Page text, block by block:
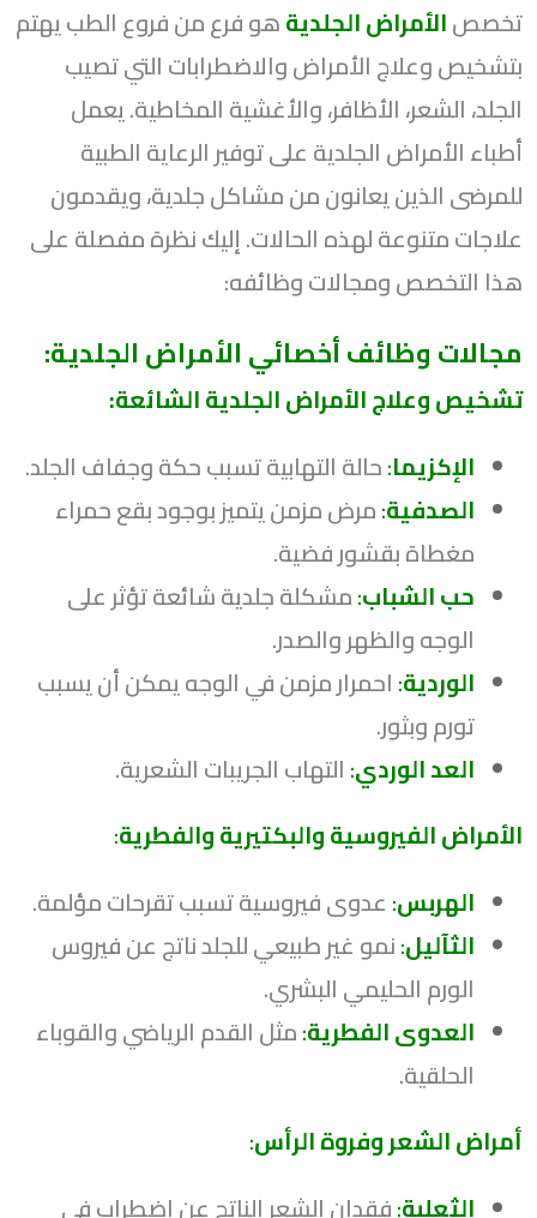
تخصصالأمراض الجلديةهو فرع من فروع الطب يهتم
بتشخيص وعلاج الأمراض والاضطرابات التي تصيب
الجلد، الشعر، الأظافر، والأغشية المخاطية. يعمل
أطباء الأمراض الجلدية على توفير الرعاية الطبية
للمرضى الذين يعانون من مشاكل جلدية، ويقدمون
علاجات متنوعة لهذه الحالات. إليك نظرة مفصلة على
هذا التخصص ومجالات وظائفه:
مجالات وظائف أخصائي الأمراض الجلدية:
تشخيص وعلاج الأمراض الجلدية الشائعة:
الإكزيما:حالة التهابية تسبب حكة وجفاف الجلد.
الصدفية:مرض مزمن يتميز بوجود بقع حمراء
مغطاة بقشور فضية.
حب الشباب:مشكلة جلدية شائعة تؤثر على
الوجه والظهر والصدر.
الوردية:احمرار مزمن في الوجه يمكن أن يسبب
تورم وبثور.
العد الوردي:التهاب الجريبات الشعرية.
الأمراض الفيروسية والبكتيرية والفطرية:
الهربس:عدوى فيروسية تسبب تقرحات مؤلمة.
الثآليل:نمو غير طبيعي للجلد ناتج عن فيروس
الورم الحليمي البشري.
العدوى الفطرية:مثل القدم الرياضي والقوباء
الحلقية.
أمراض الشعر وفروة الرأس:
الثعلبة:فقدان الشعر الناتج عن اضطراب في